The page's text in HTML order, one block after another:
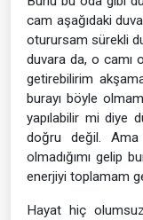
cam aşağıdaki
oturursam sürekli
duvara da, o camı
getirebilirim
burayı böyle
yapılabilir mi diye
doğru değil.
olmadığımı gelip
enerjiyi toplamam
Hayat hiç